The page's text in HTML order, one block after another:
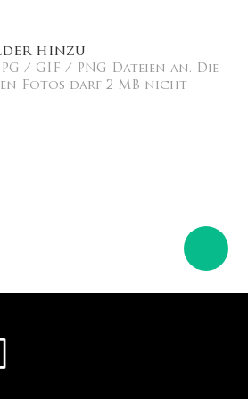
hinzu
/ GIF / PNG-Dateien an. Die
Fotos darf 2 MB nicht